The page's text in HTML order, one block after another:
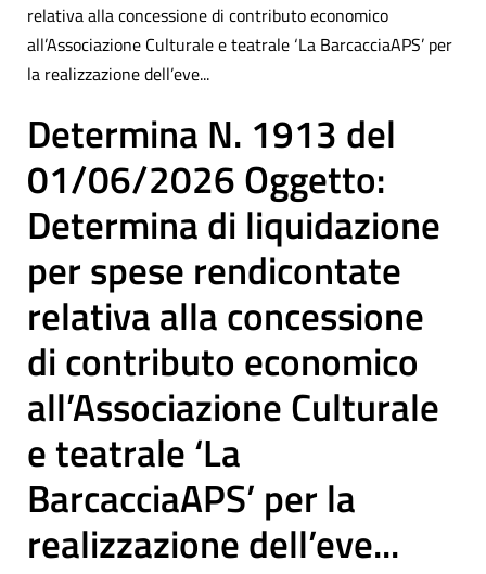
relativa alla concessione di contributo economico
all’Associazione Culturale e teatrale ‘La BarcacciaAPS’ per
la realizzazione dell’eve...
Determina N. 1913 del
01/06/2026 Oggetto:
Determina di liquidazione
per spese rendicontate
relativa alla concessione
di contributo economico
all’Associazione Culturale
e teatrale ‘La
BarcacciaAPS’ per la
realizzazione dell’eve...